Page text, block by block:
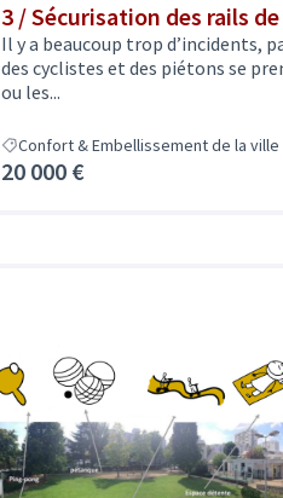
3 / Sécurisation des rails
Il y a beaucoup trop d’incidents,
des cyclistes et des piétons se
ou les...
Confort & Embellissement de la ville
20 000 €